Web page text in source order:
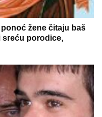
žene čitaju baš
sreću porodice,